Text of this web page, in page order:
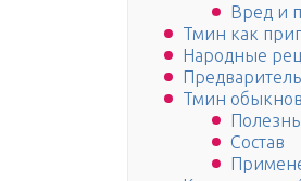
Вред и
Тмин как
Народные
Тмин
Состав